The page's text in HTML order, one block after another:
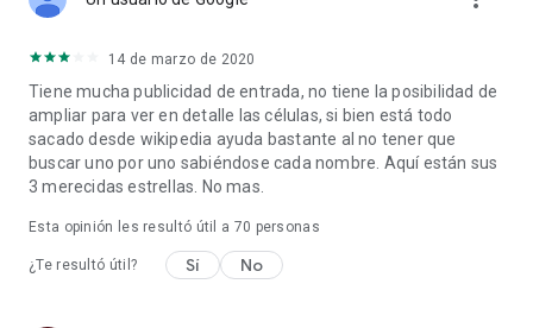
- Rendimiento eficiente, rápido y óptimo.
- Actualizaciones automáticas gratuitas cada vez que se
agregan nuevos términos.
📱Amigable y eficiente
Diseñada para la simplicidad, velocidad y contenido extenso,
sobrecarga la memoria de tu dispositivo.
Embárcate en un viaje de descubrimiento celular: ¡descarga
14 de marzo de 2020
Tiene mucha publicidad de entrada, no tiene la posibilidad de
ampliar para ver en detalle las células, si bien está todo
sacado desde wikipedia ayuda bastante al no tener que
buscar uno por uno sabiéndose cada nombre. Aquí están sus
3 merecidas estrellas. No mas.
Esta opinión les resultó útil a 70 personas
¿Te resultó útil? Sí No